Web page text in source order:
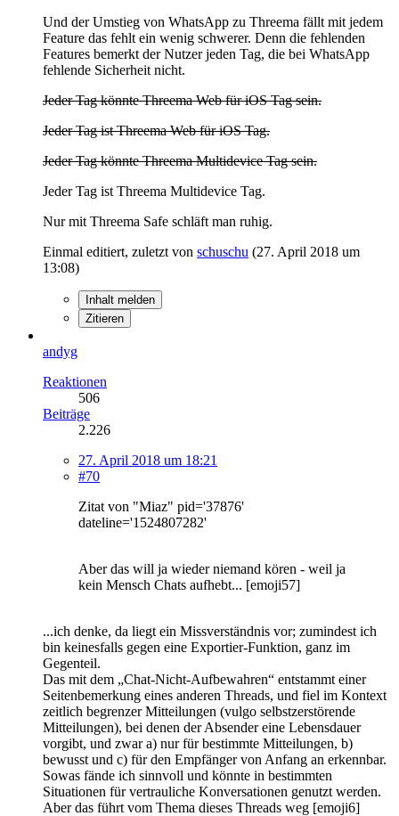
Und der Umstieg von WhatsApp zu Threema fällt mit jedem
Feature das fehlt ein wenig schwerer. Denn die fehlenden
Features bemerkt der Nutzer jeden Tag, die bei WhatsApp
fehlende Sicherheit nicht.
Jeder Tag könnte Threema Web für iOS Tag sein.
Jeder Tag ist Threema Web für iOS Tag.
Jeder Tag könnte Threema Multidevice Tag sein.
Jeder Tag ist Threema Multidevice Tag.
Nur mit Threema Safe schläft man ruhig.
Einmal editiert, zuletzt von schuschu (27. April 2018 um
13:08)
Inhalt melden
Zitieren
andyg
Reaktionen
506
Beiträge
2.226
27. April 2018 um 18:21
#70
Zitat von "Miaz" pid='37876'
dateline='1524807282'
Aber das will ja wieder niemand kören - weil ja
kein Mensch Chats aufhebt... [emoji57]
...ich denke, da liegt ein Missverständnis vor; zumindest ich
bin keinesfalls gegen eine Exportier-Funktion, ganz im
Gegenteil.
Das mit dem „Chat-Nicht-Aufbewahren“ entstammt einer
Seitenbemerkung eines anderen Threads, und fiel im Kontext
zeitlich begrenzer Mitteilungen (vulgo selbstzerstörende
Mitteilungen), bei denen der Absender eine Lebensdauer
vorgibt, und zwar a) nur für bestimmte Mitteilungen, b)
bewusst und c) für den Empfänger von Anfang an erkennbar.
Sowas fände ich sinnvoll und könnte in bestimmten
Situationen für vertrauliche Konversationen genutzt werden.
Aber das führt vom Thema dieses Threads weg [emoji6]